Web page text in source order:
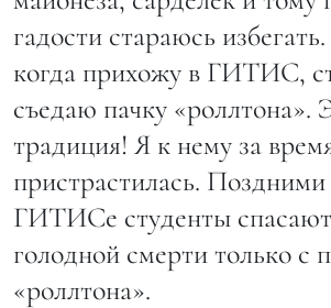
гадости стараюсь
когда прихожу в ГИТИС,
съедаю пачку «роллтона».
традиция! Я к нему за
пристрастилась.
ГИТИСе студенты
голодной смерти только
«роллтона».